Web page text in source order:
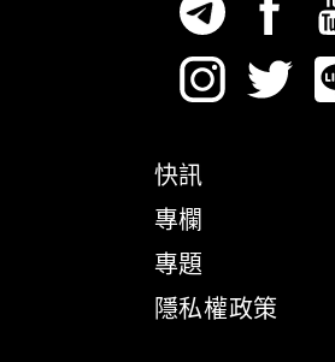
快訊
專欄
專題
隱私權政策